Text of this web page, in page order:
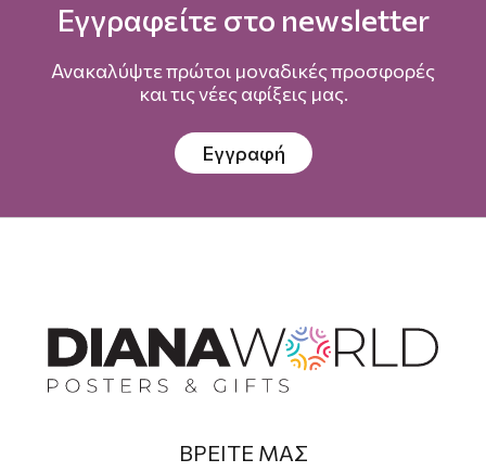
Εγγραφείτε στο newsletter
Ανακαλύψτε πρώτοι μοναδικές προσφορές
και τις νέες αφίξεις μας.
Εγγραφή
ΒΡΕΙΤΕ ΜΑΣ